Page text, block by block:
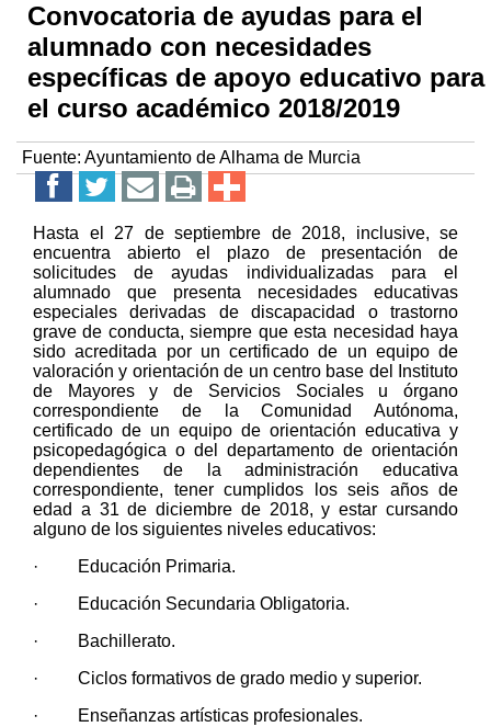
Convocatoria de ayudas para el
alumnado con necesidades
específicas de apoyo educativo para
el curso académico 2018/2019
Fuente: Ayuntamiento de Alhama de Murcia
Hasta el 27 de septiembre de 2018, inclusive, se
encuentra abierto el plazo de presentación de
solicitudes de ayudas individualizadas para el
alumnado que presenta necesidades educativas
especiales derivadas de discapacidad o trastorno
grave de conducta, siempre que esta necesidad haya
sido acreditada por un certificado de un equipo de
valoración y orientación de un centro base del Instituto
de Mayores y de Servicios Sociales u órgano
correspondiente de la Comunidad Autónoma,
certificado de un equipo de orientación educativa y
psicopedagógica o del departamento de orientación
dependientes de la administración educativa
correspondiente, tener cumplidos los seis años de
edad a 31 de diciembre de 2018, y estar cursando
alguno de los siguientes niveles educativos:
· Educación Primaria.
· Educación Secundaria Obligatoria.
· Bachillerato.
· Ciclos formativos de grado medio y superior.
· Enseñanzas artísticas profesionales.